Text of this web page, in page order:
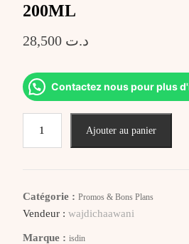
200ML
د.ت 28,500
Contactez nous pour plus
Ajouter au panier
Catégorie : Promos & Bons Plans
Vendeur : wajdichaawani
Marque : isdin